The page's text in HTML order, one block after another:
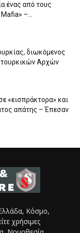
ένας από τους
–...
διωκόμενος
τουρκικών Αρχών
«εισπράκτορα» και
απάτης – Έπεσαν
Κόσμο,
χρήσιμες